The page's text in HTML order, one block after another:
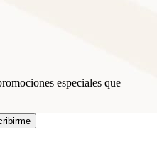
especiales que